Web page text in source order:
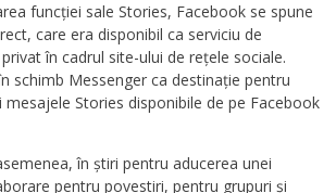
funcției sale Stories, Facebook se spune
care era disponibil ca serviciu de
în cadrul site-ului de rețele sociale.
schimb Messenger ca destinație pentru
Stories disponibile de pe Facebook
în știri pentru aducerea unei
pentru povestiri, pentru grupuri și